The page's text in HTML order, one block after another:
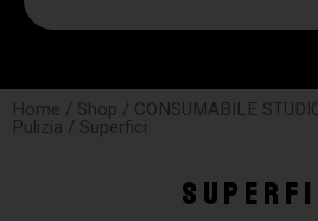
Home / Shop / CONSUMABILE
Pulizia / Superfici